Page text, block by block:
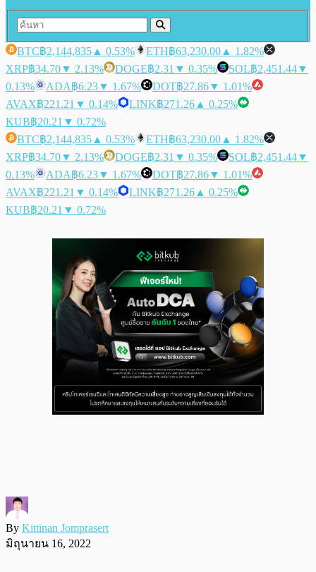
BTC฿2,144,835 ▲ 0.53% ETH฿63,230.00 ▲ 1.82%
XRP฿34.70▼ 2.13% DOGE฿2.31 ▼ 0.35% SOL฿2,451.44▼
0.13%
ADA฿6.23▼ 1.67% DOT฿27.86▼ 1.01%
AVAX฿221.21 ▼ 0.14% LINK฿271.26 ▲ 0.25%
KUB฿20.21 ▼ 0.72%
BTC฿2,144,835 ▲ 0.53% ETH฿63,230.00 ▲ 1.82%
XRP฿34.70▼ 2.13% DOGE฿2.31 ▼ 0.35% SOL฿2,451.44▼
0.13%
ADA฿6.23▼ 1.67% DOT฿27.86▼ 1.01%
AVAX฿221.21 ▼ 0.14% LINK฿271.26 ▲ 0.25%
KUB฿20.21 ▼ 0.72%
By Kittinan Jomprasert
มิถุนายน 16, 2022